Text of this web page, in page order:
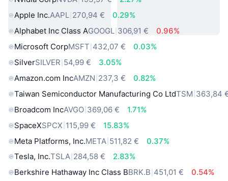
Apple Inc.AAPL 270,94 €
0.29%
Alphabet Inc Class AGOOGL 306,91 €
0.96%
Microsoft CorpMSFT 432,07 €
0.03%
SilverSILVER 54,99 €
3.05%
Amazon.com IncAMZN 237,3 €
0.82%
Taiwan Semiconductor Manufacturing Co LtdTSM 363,84
Broadcom IncAVGO 369,06 €
1.71%
SpaceXSPCX 115,99 €
15.83%
Meta Platforms, Inc.META 511,82 €
0.37%
Tesla, Inc.TSLA 284,58 €
2.83%
Berkshire Hathaway Inc Class BBRK.B 451,01 €
0.54%